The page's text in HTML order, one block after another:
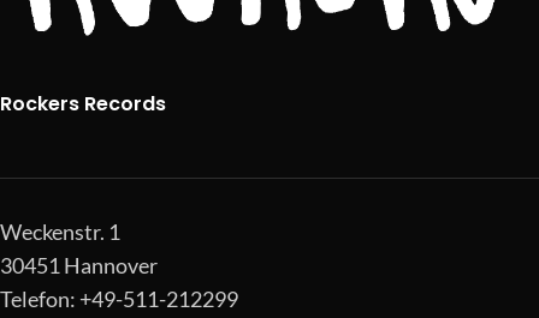
Rockers Records
Weckenstr. 1
30451 Hannover
Telefon: +49-511-212299